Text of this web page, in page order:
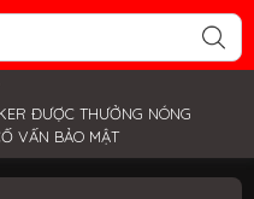
ĐƯỢC THƯỞNG NÓNG
VẤN BẢO MẬT